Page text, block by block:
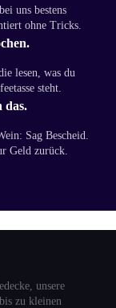
uns bestens
ohne Tricks.
lesen, was du
steht.
das.
Sag Bescheid.
Geld zurück.
unsere
zu kleinen